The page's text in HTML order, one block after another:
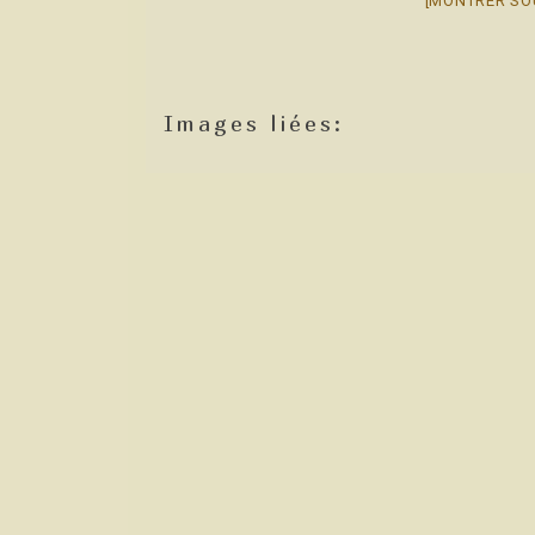
Images liées: